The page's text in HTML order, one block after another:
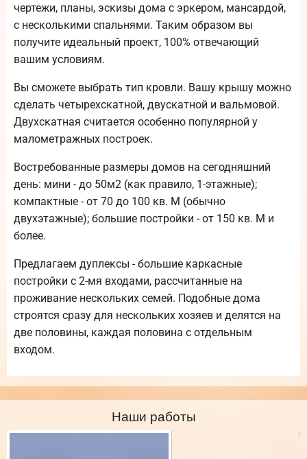
чертежи, планы, эскизы дома с эркером, мансардой,
с несколькими спальнями. Таким образом вы
получите идеальный проект, 100% отвечающий
вашим условиям.
Вы сможете выбрать тип кровли. Вашу крышу можно
сделать четырехскатной, двускатной и вальмовой.
Двухскатная считается особенно популярной у
малометражных построек.
Востребованные размеры домов на сегодняшний
день: мини - до 50м2 (как правило, 1-этажные);
компактные - от 70 до 100 кв. М (обычно
двухэтажные); большие постройки - от 150 кв. М и
более.
Предлагаем дуплексы - большие каркасные
постройки с 2-мя входами, рассчитанные на
проживание нескольких семей. Подобные дома
строятся сразу для нескольких хозяев и делятся на
две половины, каждая половина с отдельным
входом.
Наши работы